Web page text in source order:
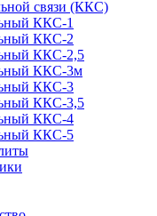
связи (ККС)
ККС-1
ККС-2
ККС-2,5
ККС-3м
ККС-3
ККС-3,5
ККС-4
ККС-5